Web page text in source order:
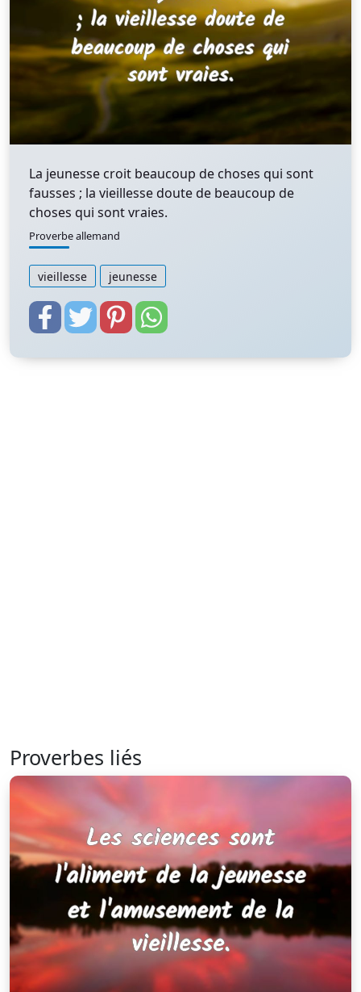
La jeunesse croit beaucoup de choses qui sont
fausses ; la vieillesse doute de beaucoup de
choses qui sont vraies.
Proverbe allemand
vieillesse jeunesse
Proverbes liés